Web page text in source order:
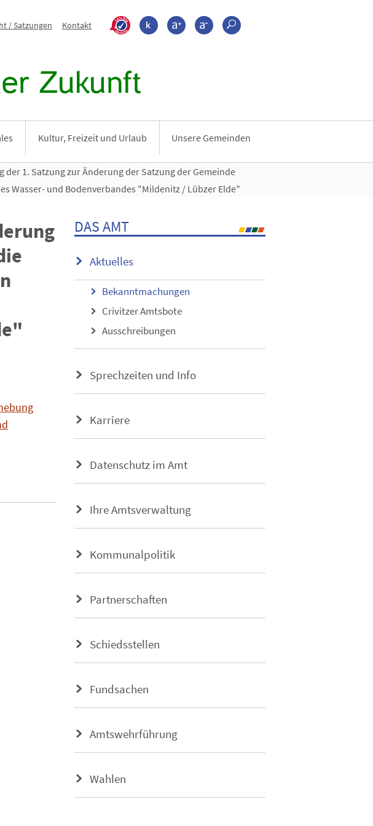
/ Satzungen Kontakt >???leichte_sprache???
KontrastSchrift größerSchrift kleiner
Suche
Zukunft
Kultur, Freizeit und Urlaub Unsere Gemeinden
der 1. Satzung zur Änderung der Satzung der Gemeinde
Wasser- und Bodenverbandes "Mildenitz / Lübzer Elde"
DAS AMT
Aktuelles
Bekanntmachungen
Crivitzer Amtsbote
Ausschreibungen
Sprechzeiten und Info
Karriere
Datenschutz im Amt
Ihre Amtsverwaltung
Kommunalpolitik
Partnerschaften
Schiedsstellen
Fundsachen
Amtswehrführung
Wahlen